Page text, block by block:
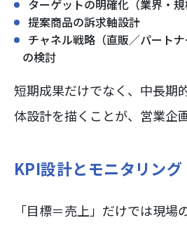
ターゲットの明確化（業界・規
提案商品の訴求軸設計
チャネル戦略（直販／パートナ
の検討
短期成果だけでなく、中長期
体設計を描くことが、営業企
KPI設計とモニタリング
「目標＝売上」だけでは現場